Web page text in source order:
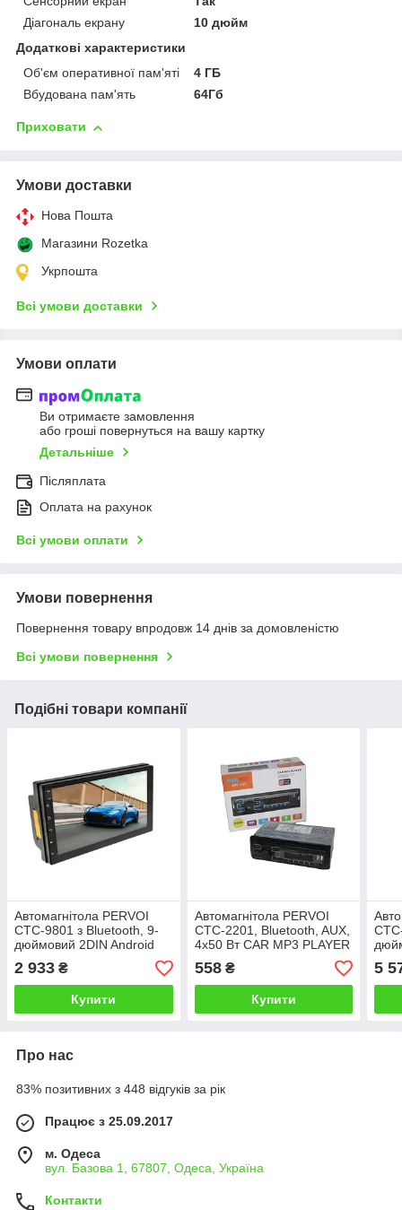
Діагональ екрану
10 дюйм
Додаткові характеристики
Об'єм оперативної пам'яті
4 ГБ
Вбудована пам'ять
64Гб
Приховати
Умови доставки
Нова Пошта
Магазини Rozetka
Укрпошта
Всі умови доставки
Умови оплати
Ви отримаєте замовлення
або гроші повернуться на вашу картку
Детальніше
Післяплата
Оплата на рахунок
Всі умови оплати
Умови повернення
Повернення товару впродовж 14 днів за домовленістю
Всі умови повернення
Подібні товари компанії
Автомагнітола PERVOI
CTC-9801 з Bluetooth, 9-
дюймовий 2DIN Android
флеш пам'ять 4+64G
carplay
2 933 ₴
Купити
Автомагнітола PERVOI
CTC-2201, Bluetooth, AUX,
4x50 Вт CAR MP3 PLAYER
з двома USB-картами
558₴
Купити
5
Про нас
83% позитивних з 448 відгуків за рік
Працює з 25.09.2017
м. Одеса
вул. Базова 1, 67807, Одеса, Україна
Контакти